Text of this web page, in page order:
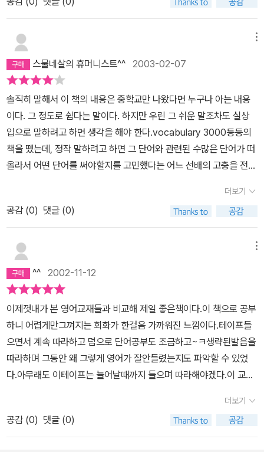
만 하면 신기하게 잘 암기되고, 잘 잊지도 않게 되더군요. 물론 초보
학습자들을 위한 책이라 내용이 쉬워서 그런 것도 있겠지만, 소리를
먼저 듣고 인지한 후 직접 입으로 계속 떠들면서 따라하는 방법은 회
화 학습에 있어서 실효성이 높은 방법인 듯 합니다. 더구나 문pd를 비
롯한 여러 강사들이 체면 싹 무시하고 망가져(?) 주신 덕분에 책도,
테잎도 재미나게 보고 들었습니다. 이 시리즈가 2권까지만 나온다는
게 안타깝네요. 앞으로 모든 영어 학습서들이 이런 방식으로 나온다
면 좋겠다는 생각까지 해봤습니다.
스물네살의 휴머니스트^^ 2003-02-07
솔직히 말해서 이 책의 내용은 중학교만 나왔다면 누구나 아는 내용
이다. 그 정도로 쉽다는 말이다. 하지만 우린 그 쉬운 말조차도 실상
입으로 말하려고 하면 생각을 해야 한다.vocabulary 3000등등의
책을 뗐는데, 정작 말하려고 하면 그 단어와 관련된 수많은 단어가 떠
올라서 어떤 단어를 써야할지를 고민했다는 어느 선배의 고충을 전해
점을 콕 집어준다. 실상 우리가 생활에서 쓰는 말들은 듣고 보는 것의
10프로도 안된다는 충격적인 사실부터 기본적인 것을 생각하지 않고
바로 말할정도로 습관화해야 한다고 말이다. 물론 이런 쉬운 말들을
마스터한 다음에는 자신이 좋아하는 분야 등등 자료를 수집하고 많이
면 좋은 길잡이가 될것같다.자, 화이팅, 우리 모두 잘 해보자구요^^
더보기
공감 (0) 댓글 (0)
^^ 2002-11-12
이제껏내가 본 영어교재들과 비교해 제일 좋은책이다.이 책으로 공부
하니 어렵게만그껴지는 회화가 한걸음 가까워진 느낌이다.테이프들
으면서 계속 따라하고 덤으로 단어공부도 조금하고~ㅋ생략된발음을
따라하며 그동안 왜 그렇게 영어가 잘안들렸는지도 파악할 수 있었
다.아무래도 이테이프는 늘어날때까지 들으며 따라해야겠다.이 교재
인데 자세히보니 문PD책이길래 내가 터서 공부해버렸다.ㅋ그래서
한권더 사야겠다.문PD가 EBS에서 하는 프로그램을 보고 그 프로
참 좋다~생각했었는데 책을보니 책도 문PD책이라 넘 좋았다!^^이
더보기
공감 (0) 댓글 (0)